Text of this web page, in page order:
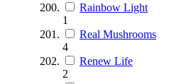
Rainbow Light
1
Real Mushrooms
4
Renew Life
2